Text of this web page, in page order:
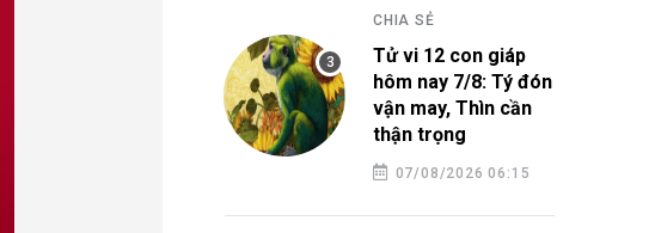
CHIA SẺ
Tử vi 12 con giáp
hôm nay 7/8: Tý đón
vận may, Thìn cần
thận trọng
07/08/2026 06:15